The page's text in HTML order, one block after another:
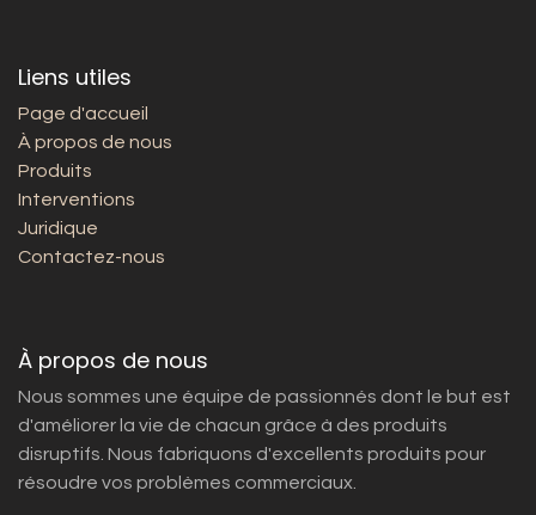
Liens utiles
Page d'accueil
À propos de nous
Produits
Interventions
Juridique
Contactez-nous
À propos de nous
Nous sommes une équipe de passionnés dont le but est
d'améliorer la vie de chacun grâce à des produits
disruptifs. Nous fabriquons d'excellents produits pour
résoudre vos problèmes commerciaux.